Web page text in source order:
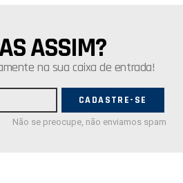
ASSIM?
na sua caixa de entrada!
Não se preocupe, não enviamos spam